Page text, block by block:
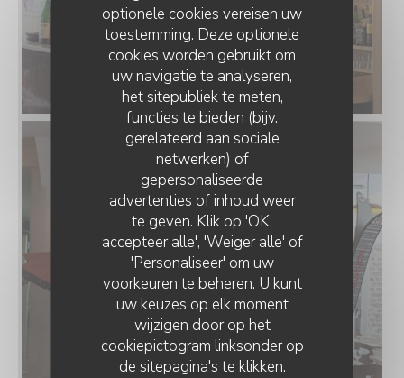
optionele cookies vereisen uw
toestemming. Deze optionele
cookies worden gebruikt om
uw navigatie te analyseren,
het sitepubliek te meten,
functies te bieden (bijv.
gerelateerd aan sociale
netwerken) of
gepersonaliseerde
advertenties of inhoud weer
te geven. Klik op 'OK,
accepteer alle', 'Weiger alle' of
'Personaliseer' om uw
voorkeuren te beheren. U kunt
uw keuzes op elk moment
wijzigen door op het
cookiepictogram linksonder op
de sitepagina's te klikken.
LE CHALET DE NEUILLY